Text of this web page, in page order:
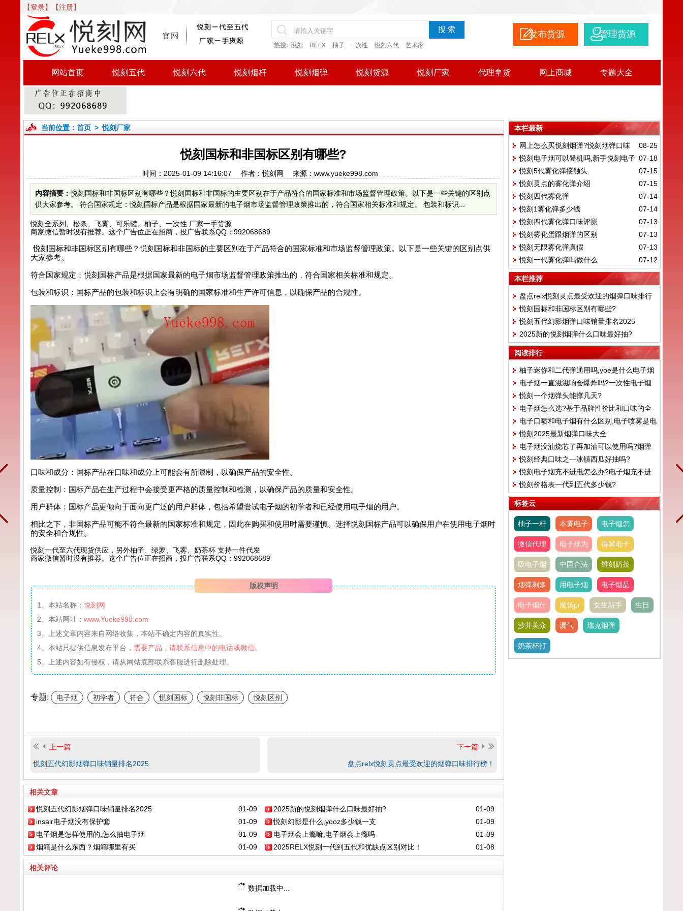
【登录】 【注册】
搜 索
热搜: 悦刻 RELX 柚子 一次性 悦刻六代 艺术家
发布货源 管理货源
网站首页 悦刻五代 悦刻六代 悦刻烟杆 悦刻烟弹 悦刻货源 悦刻厂家 代理拿货 网上商城 专题大全
当前位置： 首页>悦刻厂家
悦刻国标和非国标区别有哪些?
时间：2025-01-09 14:16:07 作者：悦刻网 来源：www.yueke998.com
内容摘要：悦刻国标和非国标区别有哪些？悦刻国标和非国标的主要区别在于产品符合的国家标准和市场监督管理政策。以下是一些关键的区别点
供大家参考。 符合国家规定：悦刻国标产品是根据国家最新的电子烟市场监督管理政策推出的，符合国家相关标准和规定。 包装和标识...
悦刻全系列、松条、飞雾、可乐罐、柚子、一次性 厂家一手货源
商家微信暂时没有推荐。这个广告位正在招商，投广告联系QQ：992068689
悦刻国标和非国标区别有哪些？悦刻国标和非国标的主要区别在于产品符合的国家标准和市场监督管理政策。以下是一些关键的区别点供
大家参考。
符合国家规定：悦刻国标产品是根据国家最新的电子烟市场监督管理政策推出的，符合国家相关标准和规定。
包装和标识：国标产品的包装和标识上会有明确的国家标准和生产许可信息，以确保产品的合规性。
口味和成分：国标产品在口味和成分上可能会有所限制，以确保产品的安全性。
质量控制：国标产品在生产过程中会接受更严格的质量控制和检测，以确保产品的质量和安全性。
用户群体：国标产品更倾向于面向更广泛的用户群体，包括希望尝试电子烟的初学者和已经使用电子烟的用户。
相比之下，非国标产品可能不符合最新的国家标准和规定，因此在购买和使用时需要谨慎。选择悦刻国标产品可以确保用户在使用电子烟时
的安全和合规性。
悦刻一代至六代现货供应，另外柚子、绿萝、飞雾、奶茶杯 支持一件代发
商家微信暂时没有推荐。这个广告位正在招商，投广告联系QQ：992068689
版权声明
1、本站名称：悦刻网
2、本站网址： www.Yueke998.com
3、上述文章内容来自网络收集，本站不确定内容的真实性。
4、本站只提供信息发布平台， 需要产品，请联系信息中的电话或微信。
5、上述内容如有侵权，请从网站底部联系客服进行删除处理。
专题: 电子烟 初学者 符合 悦刻国标 悦刻非国标 悦刻区别
上一篇
悦刻五代幻影烟弹口味销量排名2025
下一篇
盘点relx悦刻灵点最受欢迎的烟弹口味排行榜！
相关文章
01-09
悦刻五代幻影烟弹口味销量排名2025 01-09
2025新的悦刻烟弹什么口味最好抽?
01-09
insair电子烟没有保护套 01-09
悦刻幻影是什么,yooz多少钱一支
01-09
电子烟是怎样使用的,怎么抽电子烟 01-09
电子烟会上瘾嘛,电子烟会上瘾吗
01-09
烟箱是什么东西？烟箱哪里有买 01-08
2025RELX悦刻一代到五代和优缺点区别对比！
相关评论
数据加载中...
本栏最新
08-25
网上怎么买悦刻烟弹?悦刻烟弹口味
排行榜
07-18
悦刻电子烟可以登机吗,新手悦刻电子
烟使用教程
07-15
悦刻5代雾化弹接触头
07-15
悦刻灵点的雾化弹介绍
07-14
悦刻四代雾化弹
07-14
悦刻1雾化弹多少钱
07-13
悦刻四代雾化弹口味评测
07-13
悦刻雾化蛋跟烟弹的区别
07-13
悦刻无限雾化弹真假
07-12
悦刻一代雾化弹吗做什么
本栏推荐
盘点relx悦刻灵点最受欢迎的烟弹口味排行
榜！
悦刻国标和非国标区别有哪些?
悦刻五代幻影烟弹口味销量排名2025
2025新的悦刻烟弹什么口味最好抽?
阅读排行
柚子迷你和二代弹通用吗,yoe是什么电子烟
电子烟一直滋滋响会爆炸吗?一次性电子烟
会爆炸吗
悦刻一个烟弹头能撑几天?
电子烟怎么选?基于品牌性价比和口味的全
面评测！
电子口喷和电子烟有什么区别,电子喷雾是电
子烟吗
悦刻2025最新烟弹口味大全
电子烟没油烧芯了再加油可以使用吗?烟弹
打孔注油可靠吗
悦刻经典口味之—冰镇西瓜好抽吗?
悦刻电子烟充不进电怎么办?电子烟充不进
去电怎么回事
悦刻价格表一代到五代多少钱?
标签云
柚子一杆 本雾电子 电子烟怎
微信代理 电子烟为 得雾电子
吸电子烟 中国合法 维刻奶茶
烟弹剩多 用电子烟 电子烟品
电子烟什 魔笛pr 女生新手 生日
沙井美众 漏气 瑞克烟弹
奶茶杯打